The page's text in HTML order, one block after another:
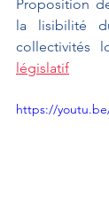
Proposition
la lisibilité
collectivités
législatif
https://